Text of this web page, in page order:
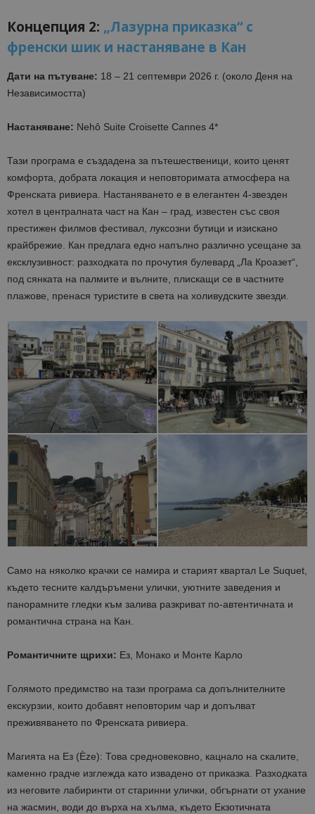
Концепция 2: „Лазурна приказка“ с
френски шик и настаняване в Кан
Дати на пътуване: 18 – 21 септември 2026 г. (около Деня на
Независимостта)
Настаняване: Nehô Suite Croisette Cannes 4*
Тази програма е създадена за пътешественици, които ценят
комфорта, добрата локация и неповторимата атмосфера на
Френската ривиера. Настаняването е в елегантен 4-звезден
хотел в централната част на Кан – град, известен със своя
престижен филмов фестивал, луксозни бутици и изискано
крайбрежие. Кан предлага едно напълно различно усещане за
ексклузивност: разходката по прочутия булевард „Ла Кроазет“,
под сянката на палмите и вълните, плискащи се в частните
плажове, пренася туристите в света на холивудските звезди.
Само на няколко крачки се намира и старият квартал Le Suquet,
където тесните калдъръмени улички, уютните заведения и
панорамните гледки към залива разкриват по-автентичната и
романтична страна на Кан.
Романтичните щрихи: Ез, Монако и Монте Карло
Голямото предимство на тази програма са допълнителните
екскурзии, които добавят неповторим чар и допълват
преживяването по Френската ривиера.
Магията на Ез (Èze): Това средновековно, кацнало на скалите,
каменно градче изглежда като извадено от приказка. Разходката
из неговите лабиринти от старинни улички, обгърнати от ухание
на жасмин, води до върха на хълма, където Екзотичната